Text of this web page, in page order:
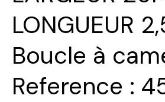
LONGUEUR
Boucle à
Reference :